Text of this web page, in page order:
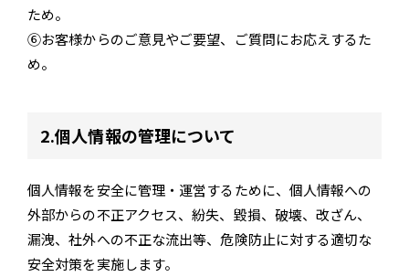
ため。
⑥お客様からのご意見やご要望、ご質問にお応えするた
め。
2.個人情報の管理について
個人情報を安全に管理・運営するために、個人情報への
外部からの不正アクセス、紛失、毀損、破壊、改ざん、
漏洩、社外への不正な流出等、危険防止に対する適切な
安全対策を実施します。